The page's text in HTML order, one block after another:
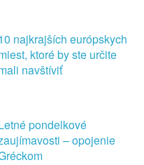
najkrajších európskych
ktoré by ste určite
navštíviť
pondelkové
– opojenie